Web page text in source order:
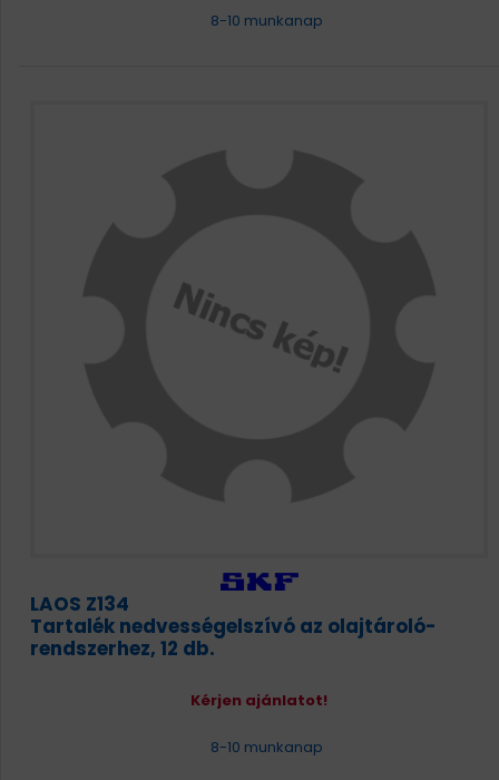
8-10 munkanap
LAOS Z134
Tartalék nedvességelszívó az olajtároló-
rendszerhez, 12 db.
Kérjen ajánlatot!
8-10 munkanap